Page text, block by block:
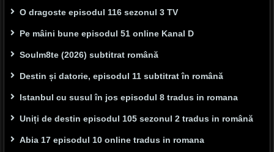
O dragoste episodul 116 sezonul 3 TV
Pe mâini bune episodul 51 online Kanal D
Soulm8te (2026) subtitrat română
Destin și datorie, episodul 11 subtitrat în română
Istanbul cu susul în jos episodul 8 tradus in romana
Uniți de destin episodul 105 sezonul 2 tradus in română
Abia 17 episodul 10 online tradus in romana